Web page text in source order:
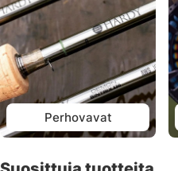
Perhovavat